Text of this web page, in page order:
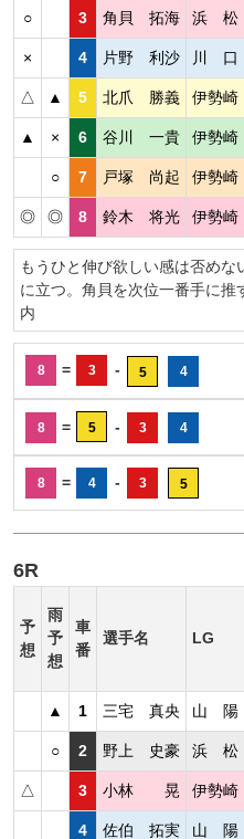
○ 3 角貝 拓海 浜 松
× 4 片野 利沙 川 口
△ ▲ 5 北爪 勝義 伊勢崎
▲ × 6 谷川 一貴 伊勢崎
○ 7 戸塚 尚起 伊勢崎
◎ ◎ 8 鈴木 将光 伊勢崎
もうひと伸び欲しい感は否め
に立つ。角貝を次位一番手に推
内
8 = 3 - 5 4
8 = 5 - 3 4
8 = 4 - 3 5
6R
予
想
雨
予
想
車
番
選手名 LG
▲ 1 三宅 真央 山 陽
○ 2 野上 史豪 浜 松
△ 3 小林 晃 伊勢崎
4 佐伯 拓実 山 陽